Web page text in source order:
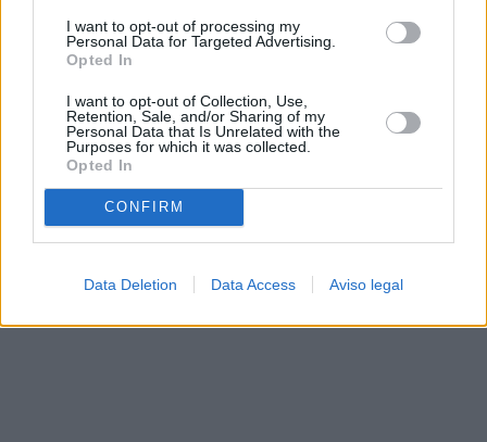
I want to opt-out of processing my
Personal Data for Targeted Advertising.
Opted In
I want to opt-out of Collection, Use,
Retention, Sale, and/or Sharing of my
Personal Data that Is Unrelated with the
Purposes for which it was collected.
Opted In
CONFIRM
Data Deletion Data Access Aviso legal